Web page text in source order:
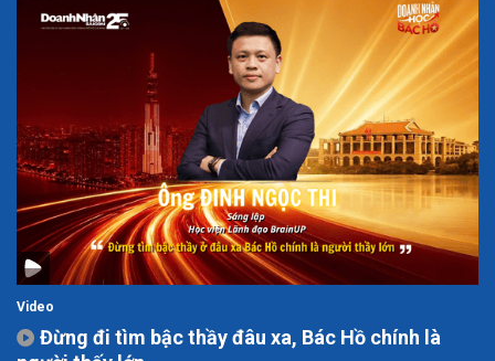
Video
Đừng đi tìm bậc thầy đâu xa, Bác Hồ chính là